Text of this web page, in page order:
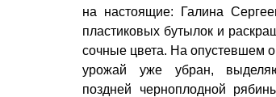
на настоящие: Галина
пластиковых бутылок и
сочные цвета. На опустевшем
урожай уже убран,
поздней черноплодной